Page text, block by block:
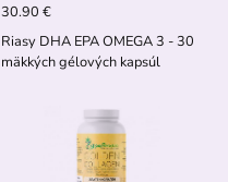
30.90 €
Riasy DHA EPA OMEGA 3 - 30
mäkkých gélových kapsúl